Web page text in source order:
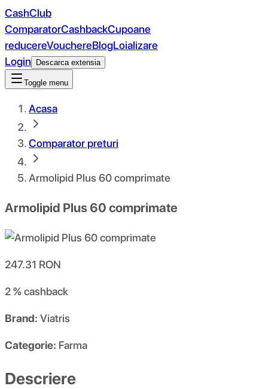
CashClub
ComparatorCashbackCupoane
reducereVouchereBlogLoializare
Login
Descarca extensia
Toggle menu
Acasa
Comparator preturi
Armolipid Plus 60 comprimate
Armolipid Plus 60 comprimate
247.31 RON
2 %cashback
Brand: Viatris
Categorie: Farma
Descriere